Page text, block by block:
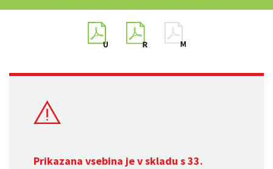
Prikazana vsebina je v skladu s 33.